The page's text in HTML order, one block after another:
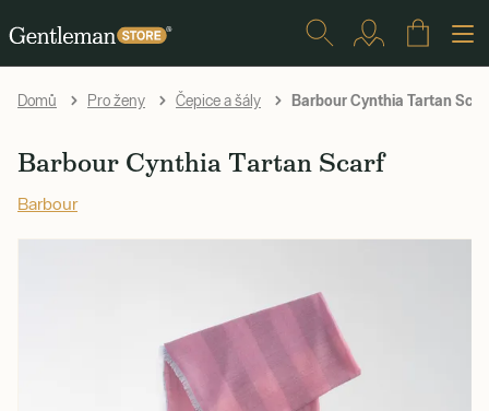
Domů Pro ženy Čepice a šály Barbour Cynthia Tartan
Barbour Cynthia Tartan Scarf
Barbour